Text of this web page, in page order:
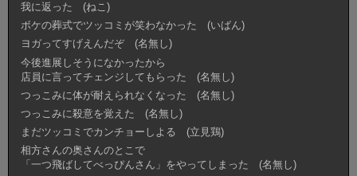
我に返った (ねこ)
ボケの葬式でツッコミが笑わなかった (いばん)
ヨガってすげえんだぞ (名無し)
今後進展しそうになかったから
店員に言ってチェンジしてもらった (名無し)
つっこみに体が耐えられなくなった (名無し)
つっこみに殺意を覚えた (名無し)
まだツッコミでカンチョーしよる (立見鶏)
相方さんの奥さんのとこで
「一つ飛ばしてべっぴんさん」をやってしまった (名無し)